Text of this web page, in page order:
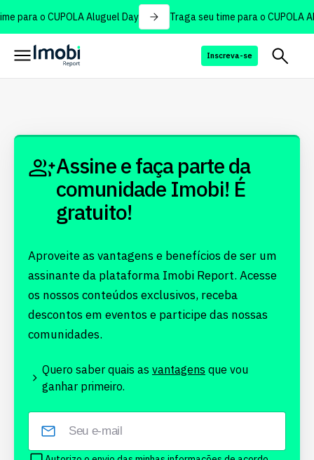
para o CUPOLA Aluguel Day Traga seu time para o CUPOLA
Inscreva-se
Assine e faça parte da
comunidade Imobi! É
gratuito!
Aproveite as vantagens e benefícios de ser um
assinante da plataforma Imobi Report. Acesse
os nossos conteúdos exclusivos, receba
descontos em eventos e participe das nossas
comunidades.
Quero saber quais as vantagens que vou
ganhar primeiro.